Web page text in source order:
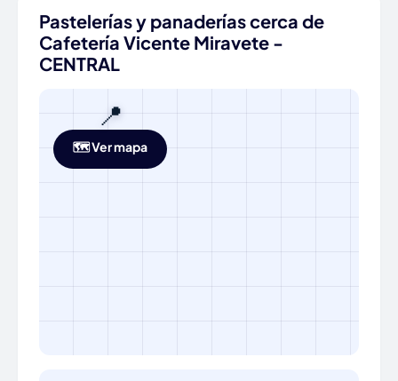
Pastelerías y panaderías cerca de
Cafetería Vicente Miravete -
CENTRAL
📍
🗺️ Ver mapa